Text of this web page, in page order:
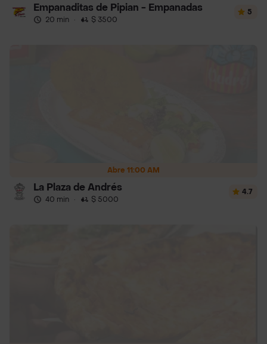
Empanaditas de Pipian - Empanadas
20 min · $ 3500
5
Abre 11:00 AM
La Plaza de Andrés
40 min · $ 5000
4.7